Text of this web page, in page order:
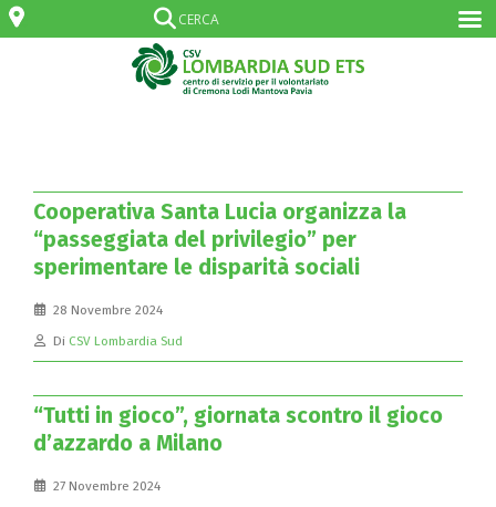
Cooperativa Santa Lucia organizza la
“passeggiata del privilegio” per
sperimentare le disparità sociali
28 Novembre 2024
Di CSV Lombardia Sud
“Tutti in gioco”, giornata scontro il gioco
d’azzardo a Milano
27 Novembre 2024